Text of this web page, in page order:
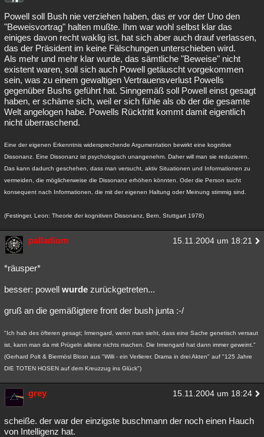
Powell soll Bush nie verziehen haben, das er vor der Uno den
"Beweisvortrag" halten mußte. Ihm war wohl selbst klar das
einiges davon recht waklig ist, hat sich aber auch drauf verlassen,
das der Präsident im keine Fälschungen unterschieben wird.
Als mehr und mehr klar wurde, das sämtliche "Beweise" nicht
existent waren, soll sich auch Powell getäuscht vorgekommen
sein, was zu einem gewaltigen Vertrauensverlust Powells
gegenüber Bushs geführt hat. Sinngemäß soll Powell einst gesagt
haben, er schäme sich, weil er sich fühle als ob der die gesamte
Welt angelogen habe. Powells Rücktritt kommt damit eigentlich
nicht überraschend.
Eine der eigenen Erkenntnis widersprechende Argumentation bewirkt eine kognitive
Dissonanz. Eine Dissonanz ist psychologisch unangenehm. Daher will man sie reduzieren.
Das kann dadurch geschehen, dass man versucht, aktiv Situationen und Informationen zu
vermeiden, die möglicherweise die Dissonanz erhöhen könnten. Oder die Person sucht
konsequent nach Informationen, die mit der eigenen Haltung oder Meinung stimmig sind.
(Festinger, Leon: Theorie der kognitiven Dissonanz, Bern, Stuttgart 1978)
palladium 15.11.2004 um 18:21
*räusper*
besser: powell wurde zurückgetreten...
gruß an die gemäßigtere front der bush junta :-/
"Ich hab des öfteren gesagt; Irmengard, wenn man sieht, dass eine Sache genetisch versaut
ist, kann man da mit Prügeln alleine nichts machen. Die Irmengard hat dann immer geweint."
(Gerhard Polt & Biermösl Blosn aus "Willi - ein Verlierer. Drama in drei Akten" auf "125 Jahre
DIE TOTEN HOSEN auf dem Kreuzzug ins Glück")
grey 15.11.2004 um 18:24
scheiße. der war der einzigste buschmann der noch einen Hauch
von Intelligenz hat.